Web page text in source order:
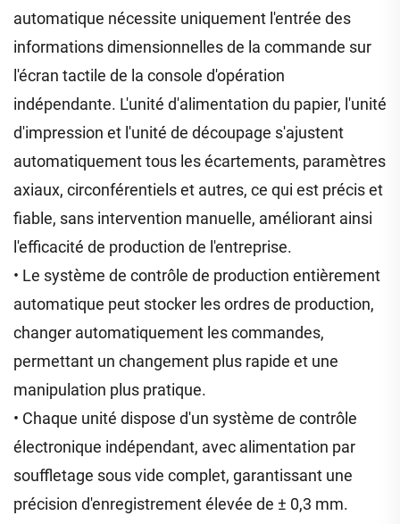
automatique nécessite uniquement l'entrée des
informations dimensionnelles de la commande sur
l'écran tactile de la console d'opération
indépendante. L'unité d'alimentation du papier, l'unité
d'impression et l'unité de découpage s'ajustent
automatiquement tous les écartements, paramètres
axiaux, circonférentiels et autres, ce qui est précis et
fiable, sans intervention manuelle, améliorant ainsi
l'efficacité de production de l'entreprise.
• Le système de contrôle de production entièrement
automatique peut stocker les ordres de production,
changer automatiquement les commandes,
permettant un changement plus rapide et une
manipulation plus pratique.
• Chaque unité dispose d'un système de contrôle
électronique indépendant, avec alimentation par
souffletage sous vide complet, garantissant une
précision d'enregistrement élevée de ± 0,3 mm.